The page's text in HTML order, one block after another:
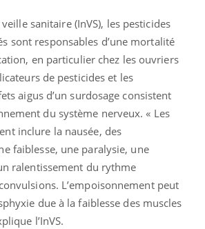
sanitaire (InVS), les pesticides
sont responsables d’une mortalité
en particulier chez les ouvriers
de pesticides et les
aigus d’un surdosage consistent
du système nerveux. « Les
inclure la nausée, des
faiblesse, une paralysie, une
ralentissement du rythme
L’empoisonnement peut
due à la faiblesse des muscles
l’InVS.